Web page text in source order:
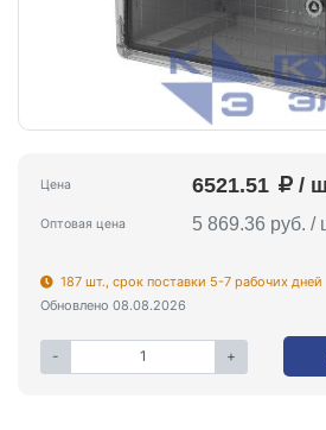
Цена 6521.51 /
Оптовая цена 5 869.36 руб. /
187 шт., срок поставки 5-7 рабочих дней
Обновлено 08.08.2026
- +